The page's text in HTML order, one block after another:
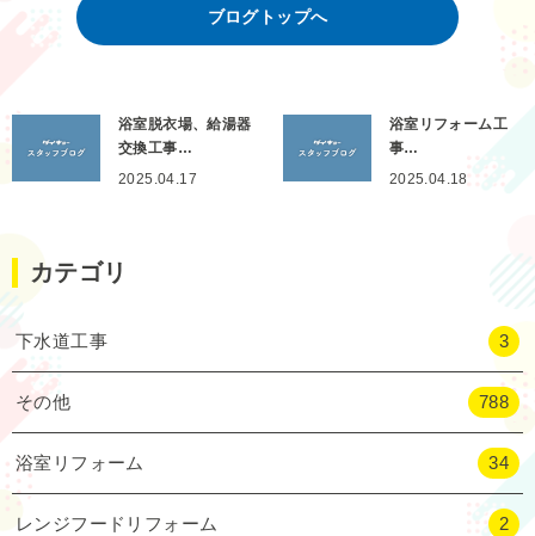
ブログトップへ
浴室脱衣場、給湯器
交換工事…
2025.04.17
浴室リフォーム工
事…
2025.04.18
カテゴリ
下水道工事 3
その他 788
浴室リフォーム 34
レンジフードリフォーム 2